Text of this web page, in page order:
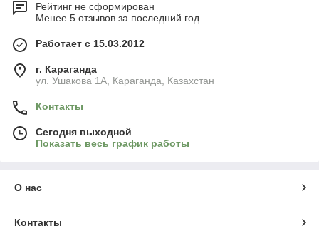
Рейтинг не сформирован
Менее 5 отзывов за последний год
Работает с 15.03.2012
г. Караганда
ул. Ушакова 1А, Караганда, Казахстан
Контакты
Сегодня выходной
Показать весь график работы
О нас
Контакты